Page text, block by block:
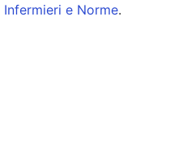
Infermieri e Norme.